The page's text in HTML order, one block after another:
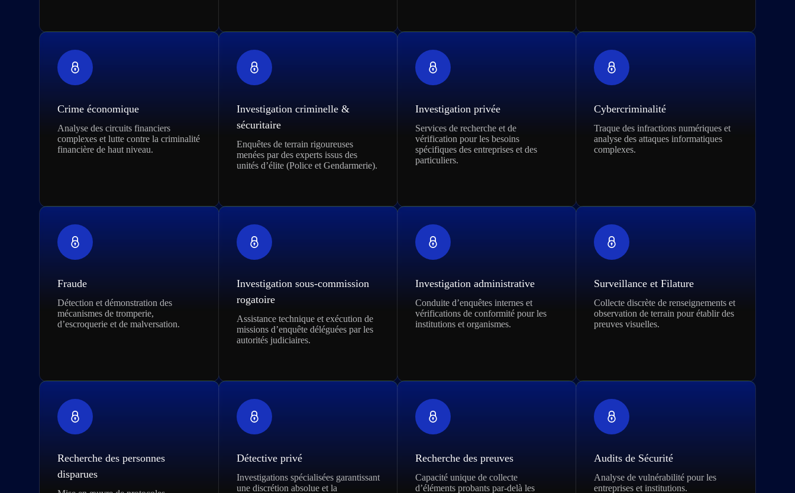
Crime économique
Analyse des circuits financiers
complexes et lutte contre la criminalité
financière de haut niveau.
Investigation criminelle &
sécuritaire
Enquêtes de terrain rigoureuses
menées par des experts issus des
unités d’élite (Police et Gendarmerie).
Investigation privée
Services de recherche et de
vérification pour les besoins
spécifiques des entreprises et des
particuliers.
Cybercriminalité
Traque des infractions numériques et
analyse des attaques informatiques
complexes.
Fraude
Détection et démonstration des
mécanismes de tromperie,
d’escroquerie et de malversation.
Investigation sous-commission
rogatoire
Assistance technique et exécution de
missions d’enquête déléguées par les
autorités judiciaires.
Investigation administrative
Conduite d’enquêtes internes et
vérifications de conformité pour les
institutions et organismes.
Surveillance et Filature
Collecte discrète de renseignements et
observation de terrain pour établir des
preuves visuelles.
Recherche des personnes
disparues
Détective privé
Investigations spécialisées garantissant
une discrétion absolue et la
Recherche des preuves
Capacité unique de collecte
d’éléments probants par-delà les
Audits de Sécurité
Analyse de vulnérabilité pour les
entreprises et institutions.